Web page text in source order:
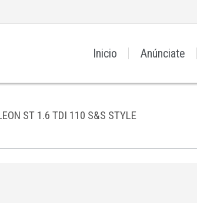
Inicio Anúnciate
ST 1.6 TDI 110 S&S STYLE